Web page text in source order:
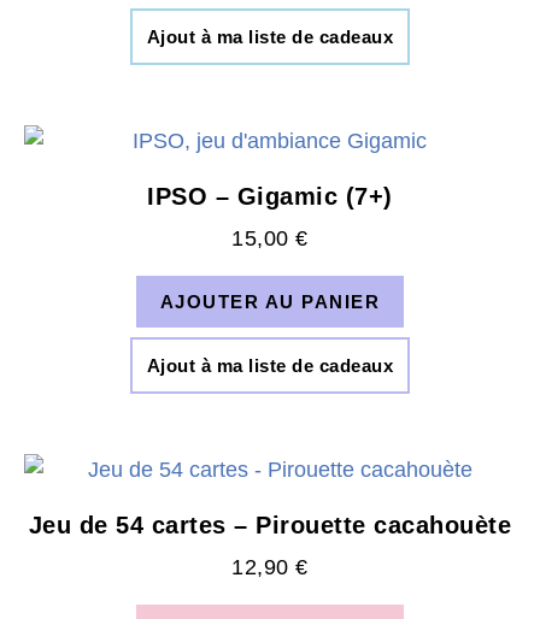
Ajout à ma liste de cadeaux
IPSO – Gigamic (7+)
15,00€
AJOUTER AU PANIER
Ajout à ma liste de cadeaux
Jeu de 54 cartes – Pirouette cacahouète
12,90€